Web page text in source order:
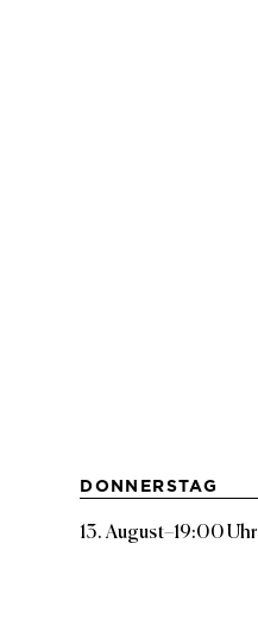
DONNERSTAG
13. August–19:00 Uhr